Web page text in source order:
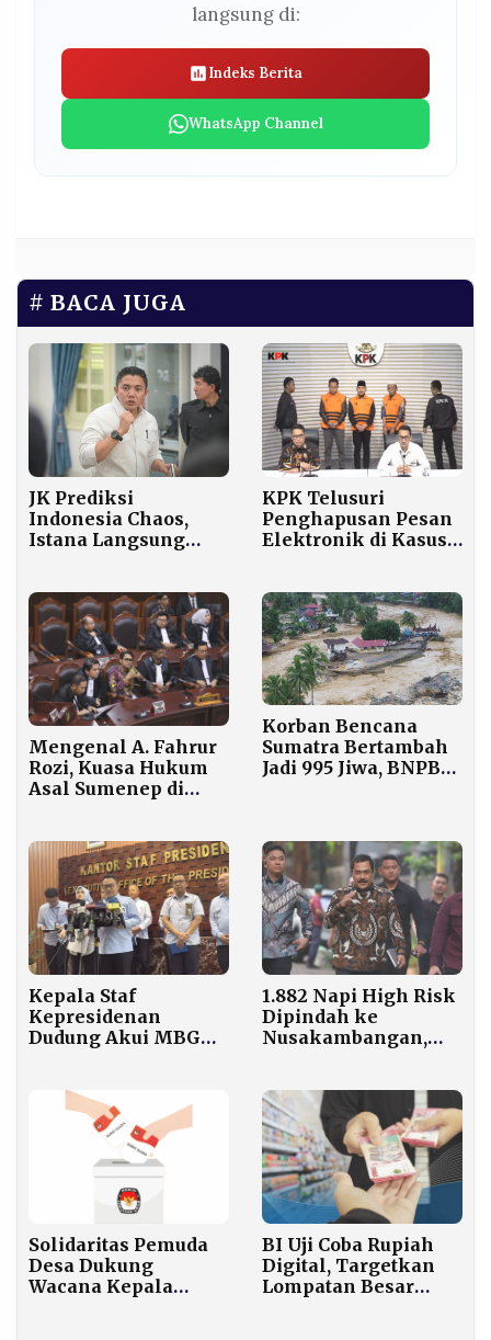
langsung di:
Indeks Berita
WhatsApp Channel
BACA JUGA
JK Prediksi
Indonesia Chaos,
Istana Langsung
KPK Telusuri
Penghapusan Pesan
Elektronik di Kasus
Pejabat Dinas
Mengenal A. Fahrur
Rozi, Kuasa Hukum
Asal Sumenep di
Korban Bencana
Sumatra Bertambah
Jadi 995 Jiwa, BNPB
Kepala Staf
Kepresidenan
Dudung Akui MBG
Mahasiswa UB soal
Petani dan Riset
1.882 Napi High Risk
Dipindah ke
Nusakambangan,
Zero Narkoba
Solidaritas Pemuda
Desa Dukung
Wacana Kepala
BI Uji Coba Rupiah
Digital, Targetkan
Lompatan Besar